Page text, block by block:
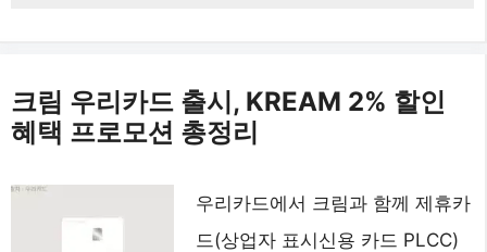
크림 우리카드 출시, KREAM 2% 할인
혜택 프로모션 총정리
우리카드에서 크림과 함께 제휴카
드(상업자 표시신용 카드 PLCC)